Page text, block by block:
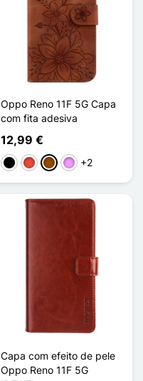
Oppo Reno 11F 5G Capa
com fita adesiva
12,99 €
PretoVermelho
CastanhoVioleta ligeira
+2
Capa com efeito de pele
Oppo Reno 11F 5G